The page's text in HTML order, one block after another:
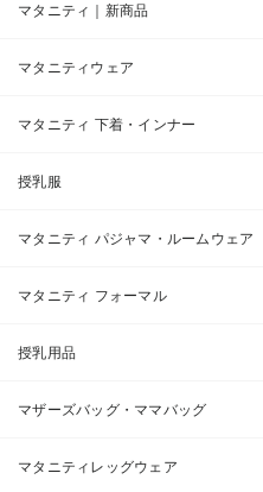
マタニティ｜新商品
マタニティウェア
マタニティ 下着・インナー
授乳服
マタニティ パジャマ・ルームウェア
マタニティ フォーマル
授乳用品
マザーズバッグ・ママバッグ
マタニティレッグウェア